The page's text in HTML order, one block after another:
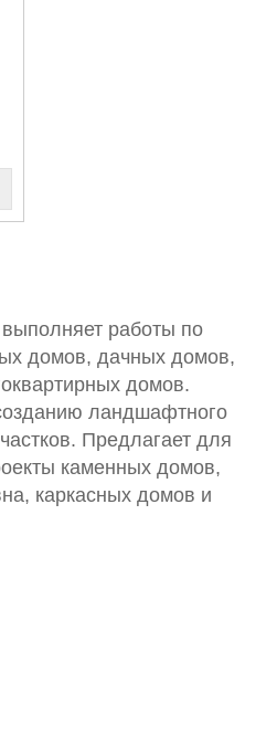
работы по
домов, дачных домов,
домов.
ландшафтного
Предлагает для
каменных домов,
каркасных домов и